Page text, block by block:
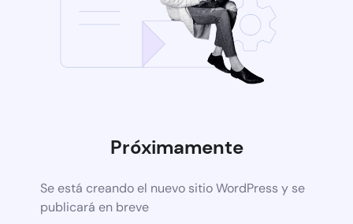
Próximamente
Se está creando el nuevo sitio WordPress y se
publicará en breve